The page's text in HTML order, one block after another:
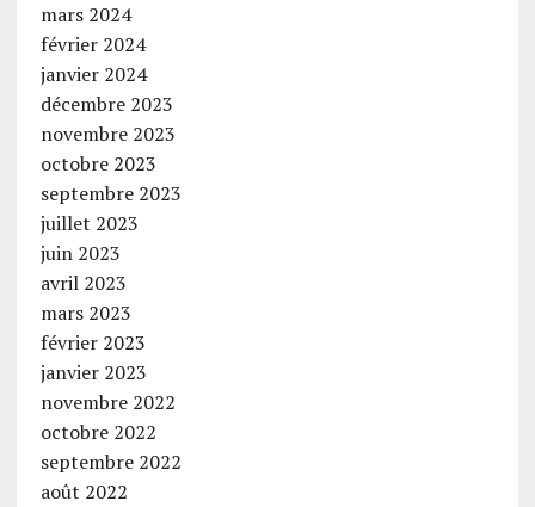
mars 2024
février 2024
janvier 2024
décembre 2023
novembre 2023
octobre 2023
septembre 2023
juillet 2023
juin 2023
avril 2023
mars 2023
février 2023
janvier 2023
novembre 2022
octobre 2022
septembre 2022
août 2022